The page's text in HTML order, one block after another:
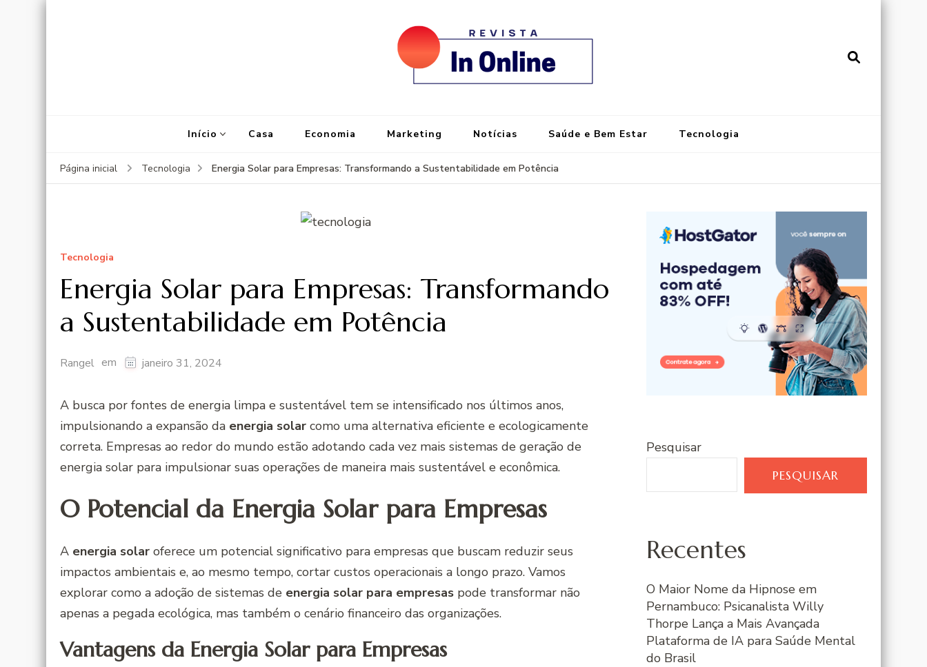
Início Casa Economia Marketing Notícias Saúde e Bem Estar Tecnologia
Página inicial Tecnologia Energia Solar para Empresas: Transformando a Sustentabilidade em Potência
Tecnologia
Energia Solar para Empresas: Transformando
a Sustentabilidade em Potência
Rangel em janeiro 31, 2024
A busca por fontes de energia limpa e sustentável tem se intensificado nos últimos anos,
impulsionando a expansão da energia solar como uma alternativa eficiente e ecologicamente
correta. Empresas ao redor do mundo estão adotando cada vez mais sistemas de geração de
energia solar para impulsionar suas operações de maneira mais sustentável e econômica.
O Potencial da Energia Solar para Empresas
A energia solar oferece um potencial significativo para empresas que buscam reduzir seus
impactos ambientais e, ao mesmo tempo, cortar custos operacionais a longo prazo. Vamos
explorar como a adoção de sistemas de energia solar para empresas pode transformar não
apenas a pegada ecológica, mas também o cenário financeiro das organizações.
Vantagens da Energia Solar para Empresas
Pesquisar
PESQUISAR
Recentes
O Maior Nome da Hipnose em
Pernambuco: Psicanalista Willy
Thorpe Lança a Mais Avançada
Plataforma de IA para Saúde Mental
do Brasil